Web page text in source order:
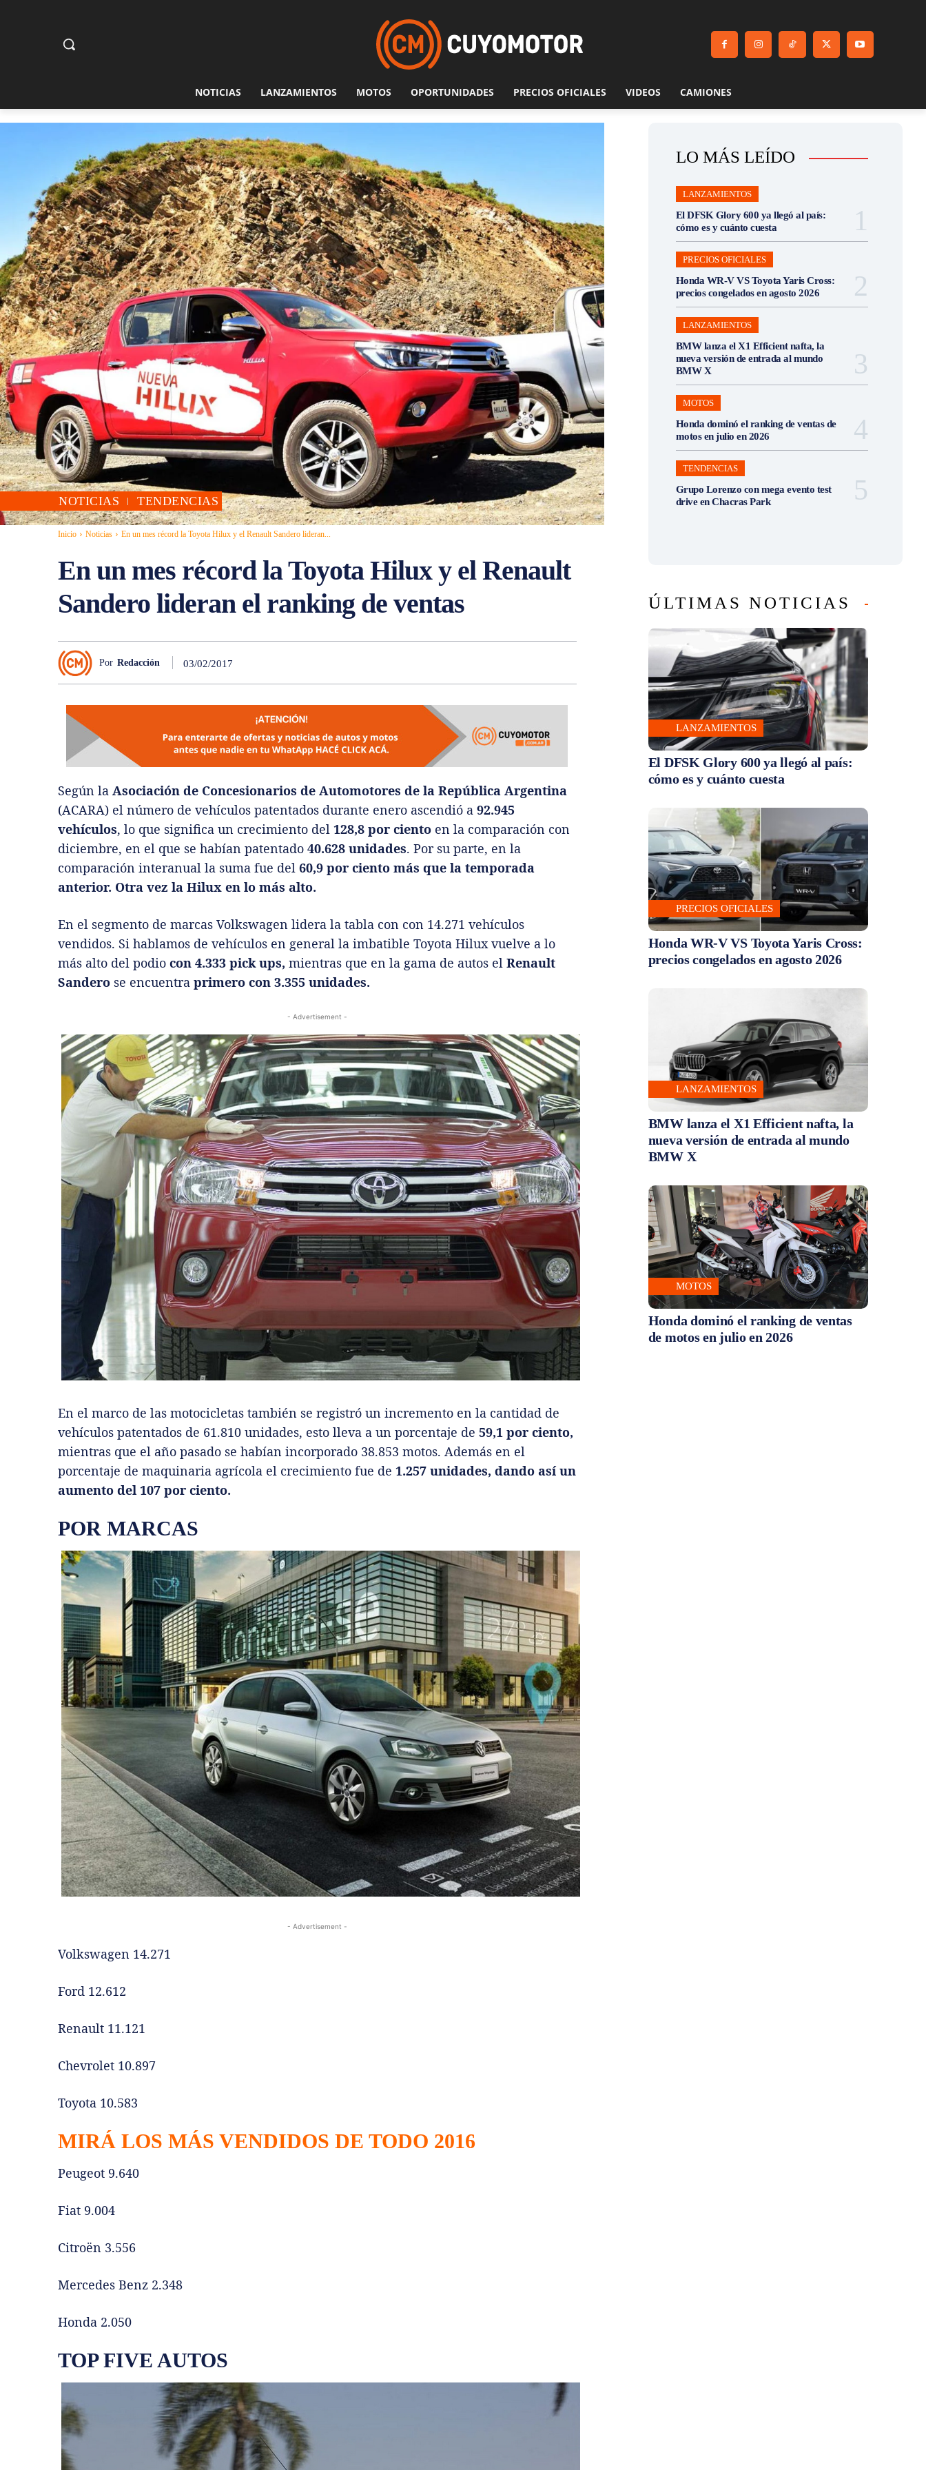
NOTICIAS LANZAMIENTOS MOTOS OPORTUNIDADES PRECIOS OFICIALES VIDEOS CAMIONES
NOTICIAS TENDENCIAS
Inicio Noticias En un mes récord la Toyota Hilux y el Renault Sandero lideran...
En un mes récord la Toyota Hilux y el Renault
Sandero lideran el ranking de ventas
Por Redacción 03/02/2017
Según la Asociación de Concesionarios de Automotores de la República Argentina
(ACARA) el número de vehículos patentados durante enero ascendió a 92.945
vehículos, lo que significa un crecimiento del 128,8 por ciento en la comparación con
diciembre, en el que se habían patentado 40.628 unidades. Por su parte, en la
comparación interanual la suma fue del 60,9 por ciento más que la temporada
anterior. Otra vez la Hilux en lo más alto.
En el segmento de marcas Volkswagen lidera la tabla con con 14.271 vehículos
vendidos. Si hablamos de vehículos en general la imbatible Toyota Hilux vuelve a lo
más alto del podio con 4.333 pick ups, mientras que en la gama de autos el Renault
Sandero se encuentra primero con 3.355 unidades.
- Advertisement -
En el marco de las motocicletas también se registró un incremento en la cantidad de
vehículos patentados de 61.810 ‎unidades, esto lleva a un porcentaje de 59,1 por ciento,
mientras que el año pasado se habían incorporado 38.853 motos. Además en el
porcentaje de maquinaria agrícola el crecimiento fue de 1.257 unidades, dando así un
aumento del 107 por ciento.
POR MARCAS
- Advertisement -
Volkswagen 14.271
Ford 12.612
Renault 11.121
Chevrolet 10.897
Toyota 10.583
MIRÁ LOS MÁS VENDIDOS DE TODO 2016
Peugeot 9.640
Fiat 9.004
Citroën 3.556
Mercedes Benz 2.348
Honda 2.050
TOP FIVE AUTOS
LO MÁS LEÍDO
LANZAMIENTOS
El DFSK Glory 600 ya llegó al país:
cómo es y cuánto cuesta
PRECIOS OFICIALES
Honda WR-V VS Toyota Yaris Cross:
precios congelados en agosto 2026
LANZAMIENTOS
BMW lanza el X1 Efficient nafta, la
nueva versión de entrada al mundo
BMW X
MOTOS
Honda dominó el ranking de ventas de
motos en julio en 2026
TENDENCIAS
Grupo Lorenzo con mega evento test
drive en Chacras Park
ÚLTIMAS NOTICIAS
LANZAMIENTOS
El DFSK Glory 600 ya llegó al país:
cómo es y cuánto cuesta
PRECIOS OFICIALES
Honda WR-V VS Toyota Yaris Cross:
precios congelados en agosto 2026
LANZAMIENTOS
BMW lanza el X1 Efficient nafta, la
nueva versión de entrada al mundo
BMW X
MOTOS
Honda dominó el ranking de ventas
de motos en julio en 2026